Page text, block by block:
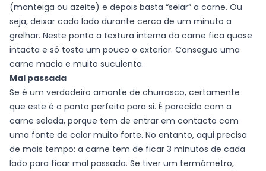
(manteiga ou azeite) e depois basta “selar” a carne. Ou
seja, deixar cada lado durante cerca de um minuto a
grelhar. Neste ponto a textura interna da carne fica quase
intacta e só tosta um pouco o exterior. Consegue uma
carne macia e muito suculenta.
Mal passada
Se é um verdadeiro amante de churrasco, certamente
que este é o ponto perfeito para si. É parecido com a
carne selada, porque tem de entrar em contacto com
uma fonte de calor muito forte. No entanto, aqui precisa
de mais tempo: a carne tem de ficar 3 minutos de cada
lado para ficar mal passada. Se tiver um termómetro,